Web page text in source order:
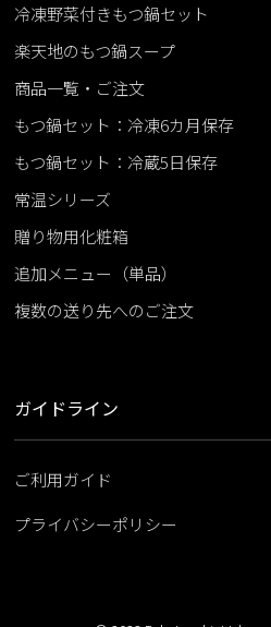
冷凍野菜付きもつ鍋セット
楽天地のもつ鍋スープ
商品一覧・ご注文
もつ鍋セット：冷凍6カ月保存
もつ鍋セット：冷蔵5日保存
常温シリーズ
贈り物用化粧箱
追加メニュー（単品）
複数の送り先へのご注文
ガイドライン
ご利用ガイド
プライバシーポリシー